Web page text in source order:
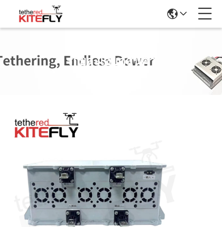
รายละเอียดสินค้า